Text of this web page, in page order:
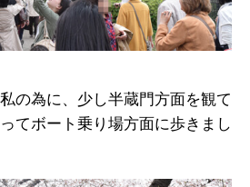
の為に、少し半蔵門方面を観て
てボート乗り場方面に歩きまし